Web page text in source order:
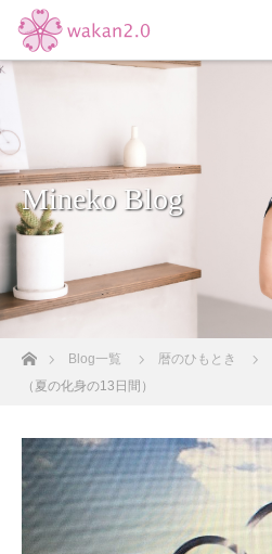
Mineko Blog
ホームBlog一覧 暦のひもとき
（夏の化身の13日間）